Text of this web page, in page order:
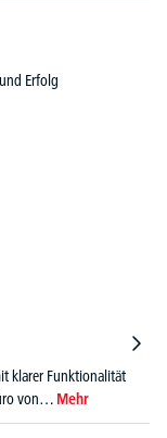
Erfolg
klarer Funktionalität
von… Mehr